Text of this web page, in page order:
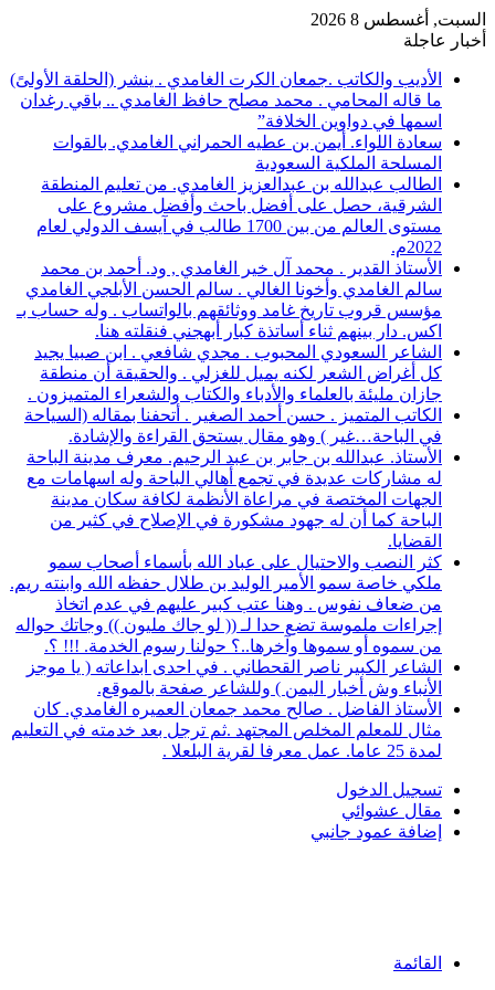
السبت, أغسطس 8 2026
أخبار عاجلة
الأديب والكاتب .جمعان الكرت الغامدي . ينشر (الحلقة الأولىً)
ما قاله المحامي . محمد مصلح حافظ الغامدي .. باقي رغدان
اسمها في دواوين الخلافة”
سعادة اللواء. أيمن بن عطيه الحمراني الغامدي. بالقوات
المسلحة الملكية السعودية
الطالب عبدالله بن عبدالعزيز الغامدي. من تعليم المنطقة
الشرقية، حصل على أفضل باحث وأفضل مشروع على
مستوى العالم من بين 1700 طالب في آيسف الدولي لعام
2022م.
الأستاذ القدير . محمد آل خير الغامدي , ود. أحمد بن محمد
سالم الغامدي وأخونا الغالي . سالم الحسن الأبلجي الغامدي
مؤسس قروب تاريخ غامد ووثائقهم بالواتساب . وله حساب بـ
اكس. دار بينهم ثناء أساتذة كبار أبهجني فنقلته هنا.
الشاعر السعودي المحبوب . مجدي شافعي . ابن صبيا يجيد
كل أغراض الشعر لكنه يميل للغزلي . والحقيقة أن منطقة
جازان مليئة بالعلماء والأدباء والكتاب والشعراء المتميزون .
الكاتب المتميز . حسن أحمد الصغير . أتحفنا بمقاله (السياحة
في الباحة…غير ) وهو مقال يستحق القراءة والإشادة.
الأستاذ. عبدالله بن جابر بن عبد الرحيم. معرف مدينة الباحة
له مشاركات عديدة في تجمع أهالي الباحة وله اسهامات مع
الجهات المختصة في مراعاة الأنظمة لكافة سكان مدينة
الباحة كما أن له جهود مشكورة في الإصلاح في كثير من
القضايا.
كثر النصب والاحتيال على عباد الله بأسماء أصحاب سمو
ملكي خاصة سمو الأمير الوليد بن طلال حفظه الله وابنته ريم.
من ضعاف نفوس . وهنا عتب كبير عليهم في عدم اتخاذ
إجراءات ملموسة تضع حدا لـ (( لو جاك مليون )) وجاتك حواله
من سموه أو سموها وآخرها..؟ حولنا رسوم الخدمة. !!! ؟.
الشاعر الكبير ناصر القحطاني . في احدى ابداعاته ( يا موجز
الأنباء وش أخبار اليمن ) وللشاعر صفحة بالموقع.
الأستاذ الفاضل . صالح محمد جمعان العميره الغامدي. كان
مثال للمعلم المخلص المجتهد .ثم ترجل بعد خدمته في التعليم
لمدة 25 عاما. عمل معرفا لقرية البلعلا .
تسجيل الدخول
مقال عشوائي
إضافة عمود جانبي
القائمة